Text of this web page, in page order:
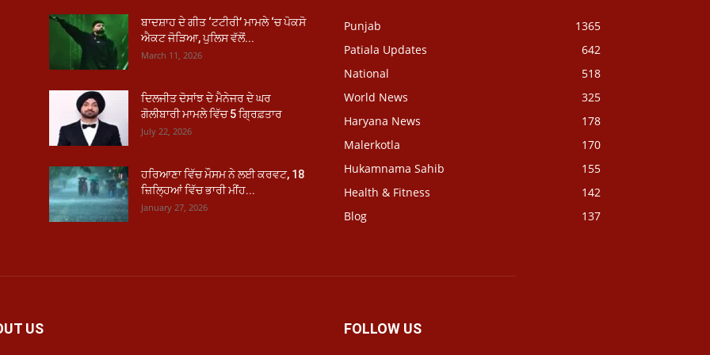
ਬਾਦਸ਼ਾਹ ਦੇ ਗੀਤ ‘ਟਟੀਰੀ’ ਮਾਮਲੇ ‘ਚ ਪੋਕਸੋ
ਐਕਟ ਜੋੜਿਆ, ਪੁਲਿਸ ਵੱਲੋਂ...
March 11, 2026
ਦਿਲਜੀਤ ਦੋਸਾਂਝ ਦੇ ਮੈਨੇਜਰ ਦੇ ਘਰ
ਗੋਲੀਬਾਰੀ ਮਾਮਲੇ ਵਿੱਚ 5 ਗ੍ਰਿਫ਼ਤਾਰ
July 22, 2026
ਹਰਿਆਣਾ ਵਿੱਚ ਮੌਸਮ ਨੇ ਲਈ ਕਰਵਟ, 18
ਜ਼ਿਲ੍ਹਿਆਂ ਵਿੱਚ ਭਾਰੀ ਮੀਂਹ...
January 27, 2026
Punjab
1365
Patiala Updates
642
National
518
World News
325
Haryana News
178
Malerkotla
170
Hukamnama Sahib
155
Health & Fitness
142
Blog
137
US FOLLOW US